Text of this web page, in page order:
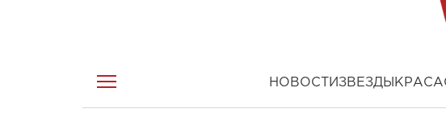
НОВОСТИ ЗВЕЗДЫ КРАСА